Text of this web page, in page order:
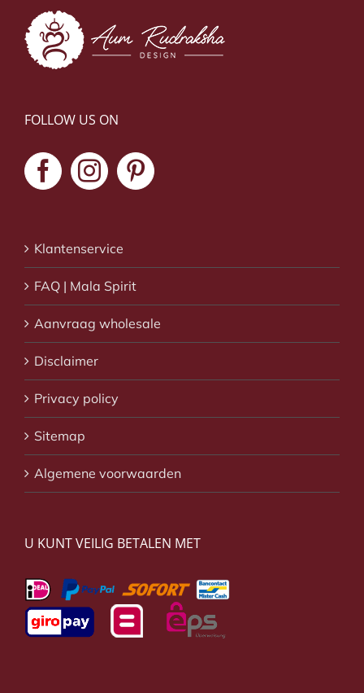
FOLLOW US ON
Klantenservice
FAQ | Mala Spirit
Aanvraag wholesale
Disclaimer
Privacy policy
Sitemap
Algemene voorwaarden
U KUNT VEILIG BETALEN MET